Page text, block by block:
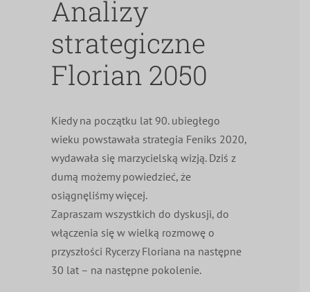
Analizy
strategiczne
Florian 2050
Kiedy na początku lat 90. ubiegłego
wieku powstawała strategia Feniks 2020,
wydawała się marzycielską wizją. Dziś z
dumą możemy powiedzieć, że
osiągnęliśmy więcej.
Zapraszam wszystkich do dyskusji, do
włączenia się w wielką rozmowę o
przyszłości Rycerzy Floriana na następne
30 lat – na następne pokolenie.